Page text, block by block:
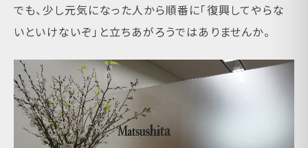
でも、少し元気になった人から順番に「復興してやらな
いといけないぞ」と立ちあがろうではありませんか。